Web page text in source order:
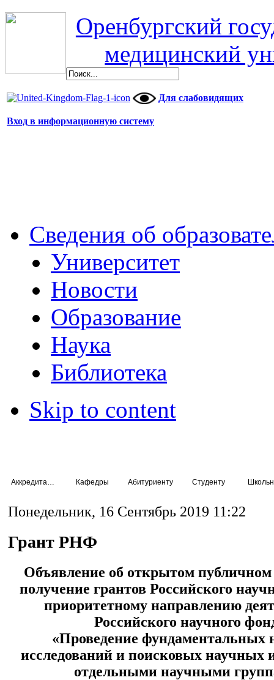
Оренбургский
медицинский
Для слабовидящих
Вход в информационную систему
Сведения об
Университет
Новости
Образование
Наука
Библиотека
Skip to content
Кафедры Абитуриенту Студенту
Понедельник, 16 Сентябрь 2019 11:22
Грант РНФ
Объявление об открытом публичном
получение грантов Российского
приоритетному направлению
Российского научного
«Проведение фундаментальных
исследований и поисковых научных
отдельными научными